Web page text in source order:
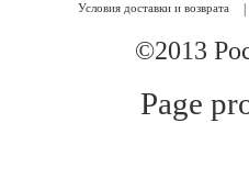
Условия доставки и возврата
©2013
Page